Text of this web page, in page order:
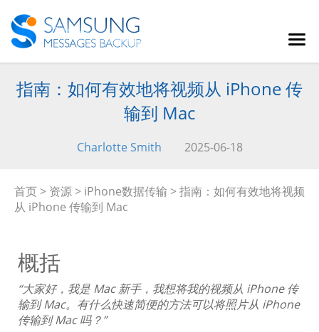
指南：如何有效地将视频从 iPhone 传
输到 Mac
Charlotte Smith 2025-06-18
首页 > 资源 > iPhone数据传输 > 指南：如何有效地将视频
从 iPhone 传输到 Mac
概括
“大家好，我是 Mac 新手，我想将我的视频从 iPhone 传
输到 Mac。有什么快速简便的方法可以将照片从 iPhone
传输到 Mac 吗？”